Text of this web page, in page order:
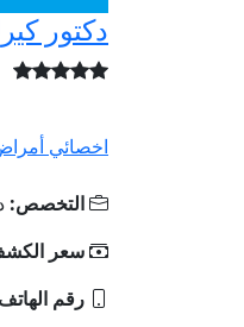
دكتور
اخصائي
التخصص:
سعر
رقم